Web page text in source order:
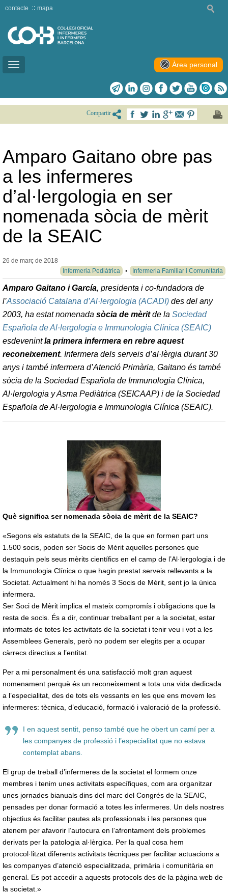
Toggle
contacte mapa
Àrea personal
Compartir
Amparo Gaitano obre pas
a les infermeres
d’al·lergologia en ser
nomenada sòcia de mèrit
de la SEAIC
26 de març de 2018
Infermeria Pediàtrica
Infermeria Familiar i Comunitària
Amparo Gaitano i García, presidenta i co-fundadora de
l’Associació Catalana d’Al·lergologia (ACADI) des del any
2003, ha estat nomenada sòcia de mèritde la Sociedad
Española de Al·lergologia e Immunologia Clínica (SEAIC)
esdevenintla primera infermera en rebre aquest
reconeixement. Infermera dels serveis d’al·lèrgia durant 30
anys i també infermera d’Atenció Primària, Gaitano és també
sòcia de la Sociedad Española de Immunologia Clínica,
Al·lergologia y Asma Pediàtrica (SEICAAP) i de la Sociedad
Española de Al·lergologia e Immunologia Clínica (SEAIC).
Què significa ser nomenada sòcia de mèrit de la SEAIC?
«Segons els estatuts de la SEAIC, de la que en formen part uns
1.500 socis, poden ser Socis de Mèrit aquelles persones que
destaquin pels seus mèrits científics en el camp de l’Al·lergologia i de
la Immunologia Clínica o que hagin prestat serveis rellevants a la
Societat. Actualment hi ha només 3 Socis de Mèrit, sent jo la única
infermera.
Ser Soci de Mèrit implica el mateix compromís i obligacions que la
resta de socis. És a dir, continuar treballant per a la societat, estar
informats de totes les activitats de la societat i tenir veu i vot a les
Assemblees Generals, però no podem ser elegits per a ocupar
càrrecs directius a l’entitat.
Per a mi personalment és una satisfacció molt gran aquest
nomenament perquè és un reconeixement a tota una vida dedicada
a l’especialitat, des de tots els vessants en les que ens movem les
infermeres: tècnica, d’educació, formació i valoració de la professió.
I en aquest sentit, penso també que he obert un camí per a
les companyes de professió i l’especialitat que no estava
contemplat abans.
El grup de treball d’infermeres de la societat el formem onze
membres i tenim unes activitats específiques, com ara organitzar
unes jornades bianuals dins del marc del Congrés de la SEAIC,
pensades per donar formació a totes les infermeres. Un dels nostres
objectius és facilitar pautes als professionals i les persones que
atenem per afavorir l’autocura en l’afrontament dels problemes
derivats per la patologia al·lèrgica. Per la qual cosa hem
protocol·litzat diferents activitats tècniques per facilitar actuacions a
les companyes d’atenció especialitzada, primària i comunitària en
general. Es pot accedir a aquests protocols des de la pàgina web de
la societat.»